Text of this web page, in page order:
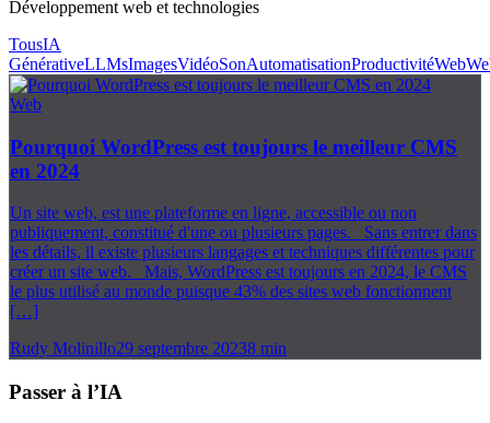
Développement web et technologies
TousIA
GénérativeLLMsImagesVidéoSonAutomatisationProductivitéWeb
Web
Pourquoi WordPress est toujours le meilleur CMS
en 2024
Un site web, est une plateforme en ligne, accessible ou non
publiquement, constitué d'une ou plusieurs pages. Sans entrer dans
les détails, il existe plusieurs langages et techniques différentes pour
créer un site web. Mais, WordPress est toujours en 2024, le CMS
le plus utilisé au monde puisque 43% des sites web fonctionnent
[…]
Rudy Molinillo29 septembre 20238 min
Passer à l’IA